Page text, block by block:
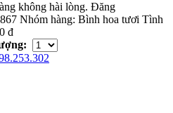
không hài lòng. Đăng
867 Nhóm hàng: Bình hoa tươi Tình
đ